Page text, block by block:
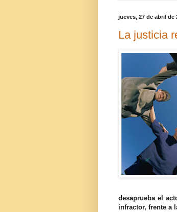
jueves, 27 de abril de
La justicia
desaprueba el
infractor, frente a